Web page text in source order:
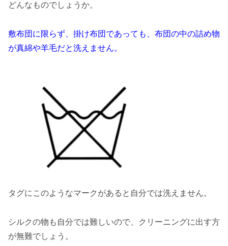
どんなものでしょうか。
敷布団に限らず、掛け布団であっても、布団の中の詰め物
が真綿や羊毛だと洗えません。
タグにこのようなマークがあると自分では洗えません。
シルクの物も自分では難しいので、クリーニングに出す方
が無難でしょう。